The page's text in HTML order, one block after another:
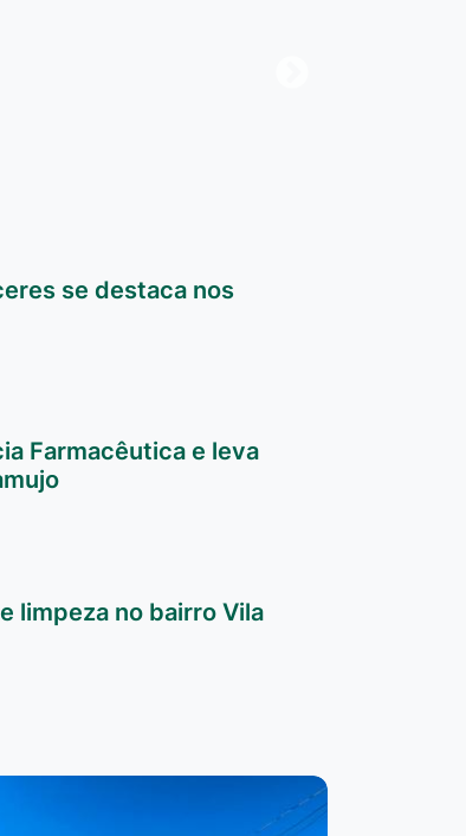
se destaca nos
Farmacêutica e leva
limpeza no bairro Vila